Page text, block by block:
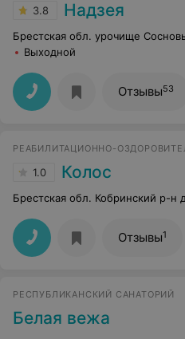
3.8 Надзея
Брестская обл. урочище
Выходной
Отзывы53
РЕАБИЛИТАЦИОННО-
1.0 Колос
Брестская обл. Кобринский р-н
Отзывы1
РЕСПУБЛИКАНСКИЙ САНАТОРИЙ
Белая вежа